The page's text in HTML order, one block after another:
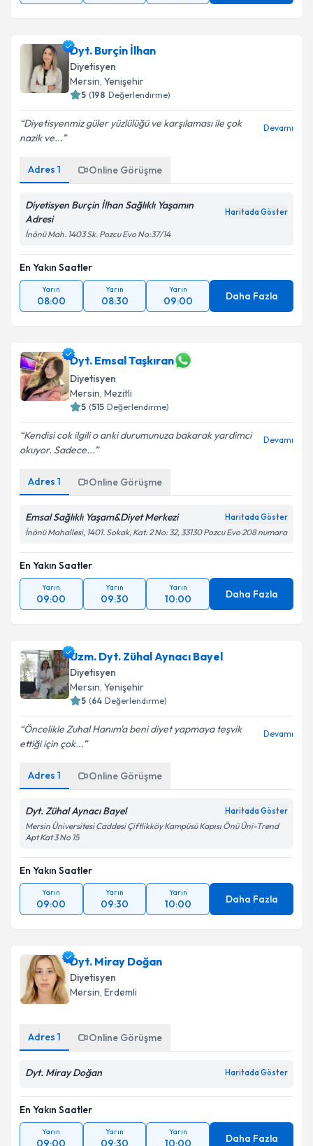
Dyt. Burçin İlhan
Diyetisyen
Mersin, Yenişehir
5 (198 Değerlendirme)
Diyetisyenmiz güler yüzlülüğü ve karşılaması ile çok
nazik ve...
Devamı
Adres 1 Online Görüşme
Diyetisyen Burçin İlhan Sağlıklı Yaşamın
Adresi
Haritada Göster
İnönü Mah. 1403 Sk. Pozcu Evo No:37/14
En Yakın Saatler
Yarın
08:00
Yarın
08:30
Yarın
09:00 Daha Fazla
Dyt. Emsal Taşkıran
Diyetisyen
Mersin, Mezitli
5 (515 Değerlendirme)
Kendisi cok ilgili o anki durumunuza bakarak yardimci
okuyor. Sadece...
Devamı
Adres 1 Online Görüşme
Emsal Sağlıklı Yaşam&Diyet Merkezi Haritada Göster
İnönü Mahallesi, 1401. Sokak, Kat: 2 No: 32, 33130 Pozcu Evo 208 numara
En Yakın Saatler
Yarın
09:00
Yarın
09:30
Yarın
10:00 Daha Fazla
Uzm. Dyt. Zühal Aynacı Bayel
Diyetisyen
Mersin, Yenişehir
5 (64 Değerlendirme)
Öncelikle Zuhal Hanım'a beni diyet yapmaya teşvik
ettiği için çok...
Devamı
Adres 1 Online Görüşme
Dyt. Zühal Aynacı Bayel Haritada Göster
Mersin Üniversitesi Caddesi Çiftlikköy Kampüsü Kapısı Önü Üni-Trend
Apt Kat 3 No 15
En Yakın Saatler
Yarın
09:00
Yarın
09:30
Yarın
10:00 Daha Fazla
Dyt. Miray Doğan
Diyetisyen
Mersin, Erdemli
Adres 1 Online Görüşme
Dyt. Miray Doğan Haritada Göster
En Yakın Saatler
Yarın
09:00
Yarın
09:30
Yarın
10:00 Daha Fazla